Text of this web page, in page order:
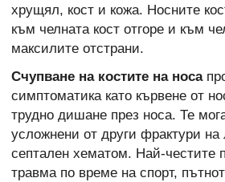
хрущял, кост и кожа. Носните
към челната кост отгоре и към
максилите отстрани.
Счупване на костите на носа
симптоматика като кървене от
трудно дишане през носа. Те
усложнени от други фрактури на
септален хематом. Най-честите
травма по време на спорт,